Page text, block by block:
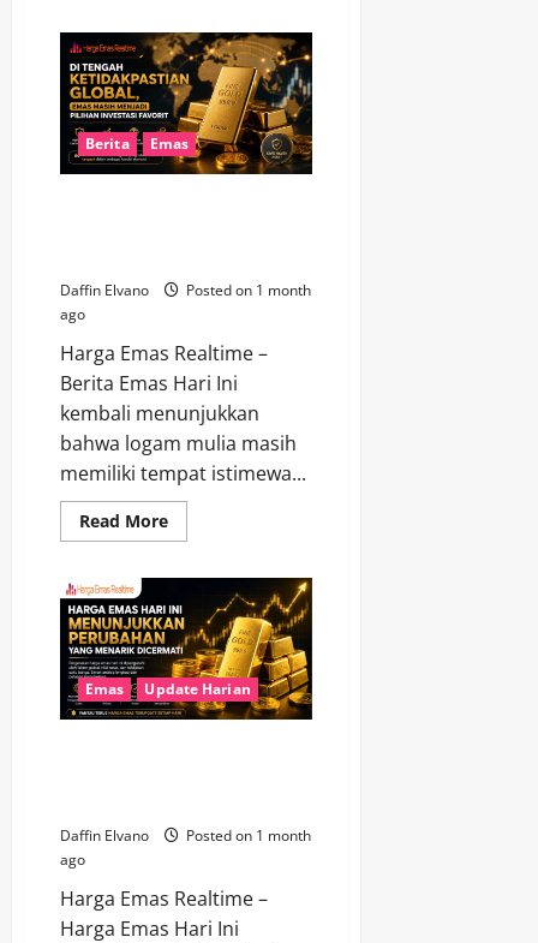
Emas
27
Juni
2026
Stabil
di
Tengah
Ketidakpastian,
Minat
Berita Emas
Daffin Elvano
Posted on 1 month
ago
Harga Emas Realtime –
Berita Emas Hari Ini
kembali menunjukkan
bahwa logam mulia masih
memiliki tempat istimewa...
Read MoreRead
more
Ketidakpastian
Global,
Emas
Masih
Menjadi
Pilihan
Investasi
Favorit
Emas Update Harian
Daffin Elvano
Posted on 1 month
ago
Harga Emas Realtime –
Harga Emas Hari Ini